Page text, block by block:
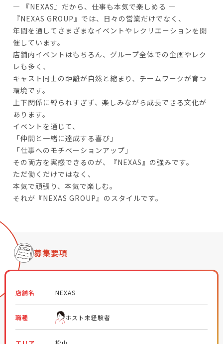
― 『NEXAS』だから、仕事も本気で楽しめる ―
『NEXAS GROUP』では、日々の営業だけでなく、
年間を通してさまざまなイベントやレクリエーションを開
催しています。
店舗内イベントはもちろん、グループ全体での企画やレク
レも多く、
キャスト同士の距離が自然と縮まり、チームワークが育つ
環境です。
上下関係に縛られすぎず、楽しみながら成長できる文化が
あります。
イベントを通じて、
「仲間と一緒に達成する喜び」
「仕事へのモチベーションアップ」
その両方を実感できるのが、『NEXAS』の強みです。
ただ働くだけではなく、
本気で頑張り、本気で楽しむ。
それが『NEXAS GROUP』のスタイルです。
募集要項
店舗名 NEXAS
職種 ホスト未経験者